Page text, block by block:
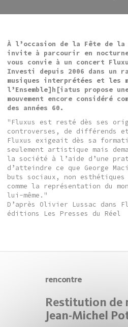
À l’occasion de la Fête de la
invite à parcourir en
vous convie à un concert
Investi depuis 2006 dans un
musiques interprétées et les
l’Ensemble]h[iatus propose
mouvement encore considéré
des années 60.
"Fluxus est resté dès ses
controverses, de différends
Fluxus exigeait dès sa
seulement artistique mais
la société à l’aide d’une
d’atteindre ce que George
buts sociaux, non
comme la représentation du
lui-même."
D’après Olivier Lussac dans
éditions Les Presses du Réel
rencontre
Restitution de
Jean-Michel